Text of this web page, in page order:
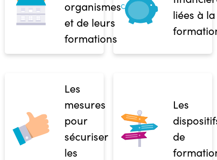
organismes
et de leurs
formations
liées à la
Les
mesures
pour
sécuriser
les
Les
de